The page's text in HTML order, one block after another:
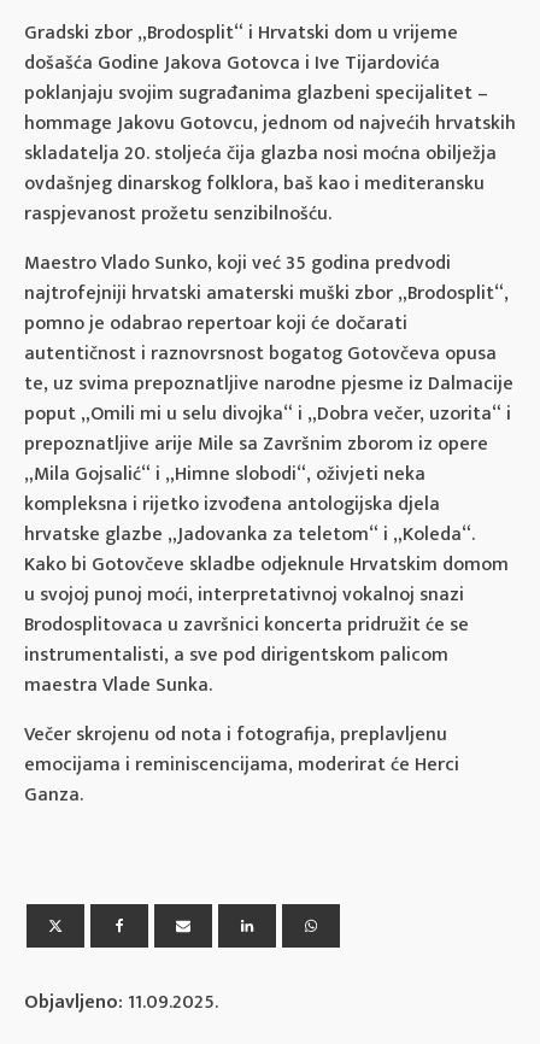
Gradski zbor „Brodosplit“ i Hrvatski dom u vrijeme
došašća Godine Jakova Gotovca i Ive Tijardovića
poklanjaju svojim sugrađanima glazbeni specijalitet –
hommage Jakovu Gotovcu, jednom od najvećih hrvatskih
skladatelja 20. stoljeća čija glazba nosi moćna obilježja
ovdašnjeg dinarskog folklora, baš kao i mediteransku
raspjevanost prožetu senzibilnošću.
Maestro Vlado Sunko, koji već 35 godina predvodi
najtrofejniji hrvatski amaterski muški zbor „Brodosplit“,
pomno je odabrao repertoar koji će dočarati
autentičnost i raznovrsnost bogatog Gotovčeva opusa
te, uz svima prepoznatljive narodne pjesme iz Dalmacije
poput „Omili mi u selu divojka“ i „Dobra večer, uzorita“ i
prepoznatljive arije Mile sa Završnim zborom iz opere
„Mila Gojsalić“ i „Himne slobodi“, oživjeti neka
kompleksna i rijetko izvođena antologijska djela
hrvatske glazbe „Jadovanka za teletom“ i „Koleda“.
Kako bi Gotovčeve skladbe odjeknule Hrvatskim domom
u svojoj punoj moći, interpretativnoj vokalnoj snazi
Brodosplitovaca u završnici koncerta pridružit će se
instrumentalisti, a sve pod dirigentskom palicom
maestra Vlade Sunka.
Večer skrojenu od nota i fotografija, preplavljenu
emocijama i reminiscencijama, moderirat će Herci
Ganza.
Objavljeno: 11.09.2025.